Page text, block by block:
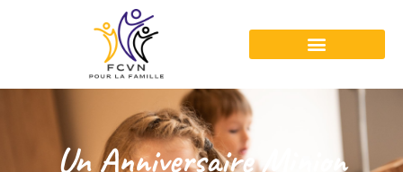
Un Anniversaire Minion